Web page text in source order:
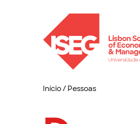
Início/ Pessoas